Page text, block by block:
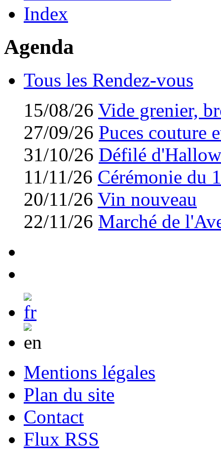
Index
Agenda
Tous les Rendez-vous
15/08/26 Vide grenier,
27/09/26 Puces couture
31/10/26 Défilé
11/11/26 Cérémonie du
20/11/26 Vin nouveau
22/11/26 Marché de
Mentions légales
Plan du site
Contact
Flux RSS